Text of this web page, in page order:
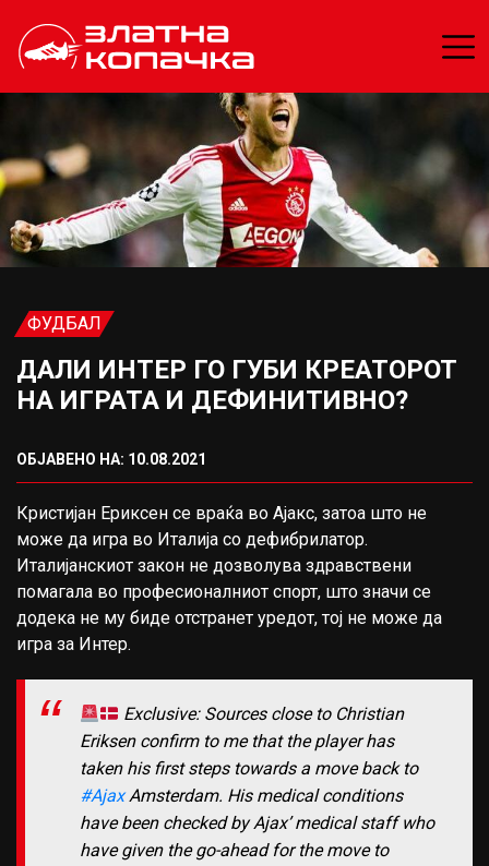
ФУДБАЛ
ДАЛИ ИНТЕР ГО ГУБИ КРЕАТОРОТ
НА ИГРАТА И ДЕФИНИТИВНО?
ОБЈАВЕНО НА: 10.08.2021
Кристијан Ериксен се враќа во Ајакс, затоа што не
може да игра во Италија со дефибрилатор.
Италијанскиот закон не дозволува здравствени
помагала во професионалниот спорт, што значи се
додека не му биде отстранет уредот, тој не може да
игра за Интер.
Exclusive: Sources close to Christian
Eriksen confirm to me that the player has
taken his first steps towards a move back to
#AjaxAmsterdam. His medical conditions
have been checked by Ajax’ medical staff who
have given the go-ahead for the move to